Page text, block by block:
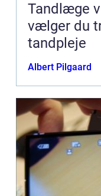
Tandlæge
vælger du
tandpleje
Albert Pilgaard